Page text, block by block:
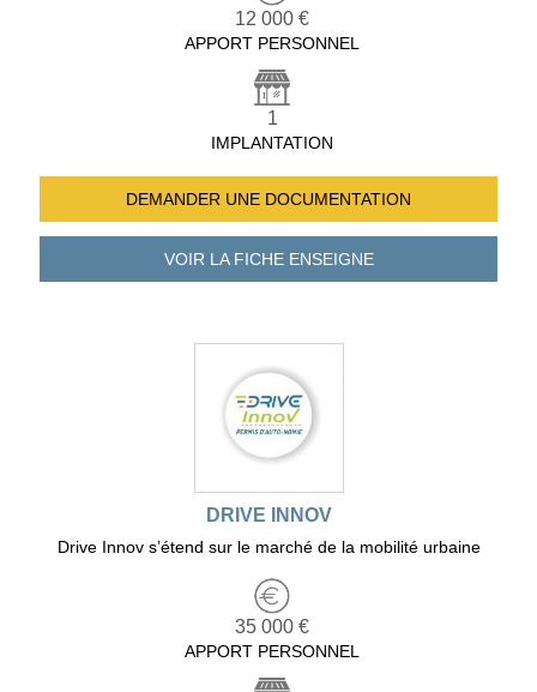
12 000 €
APPORT PERSONNEL
1
IMPLANTATION
DEMANDER UNE DOCUMENTATION
VOIR LA FICHEENSEIGNE
DRIVE INNOV
Drive Innov s’étend sur le marché de la mobilité urbaine
35 000 €
APPORT PERSONNEL